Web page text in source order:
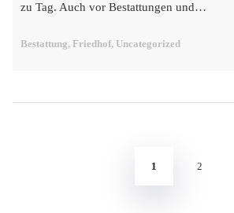
zu Tag. Auch vor Bestattungen und…
Bestattung, Friedhof, Uncategorized
1 2